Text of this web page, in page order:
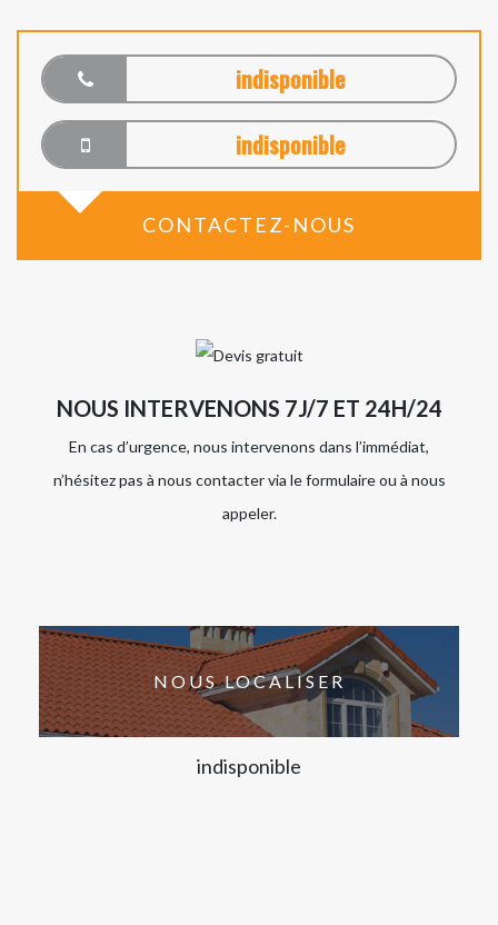
indisponible
indisponible
CONTACTEZ-NOUS
NOUS INTERVENONS 7J/7 ET 24H/24
En cas d’urgence, nous intervenons dans l’immédiat,
n’hésitez pas à nous contacter via le formulaire ou à nous
appeler.
NOUS LOCALISER
indisponible